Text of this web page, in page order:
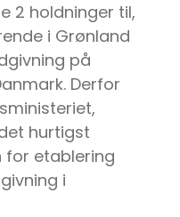
2 holdninger til,
i Grønland
på
Derfor
hurtigst
etablering
i